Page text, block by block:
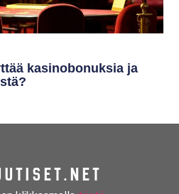
kasinobonuksia ja